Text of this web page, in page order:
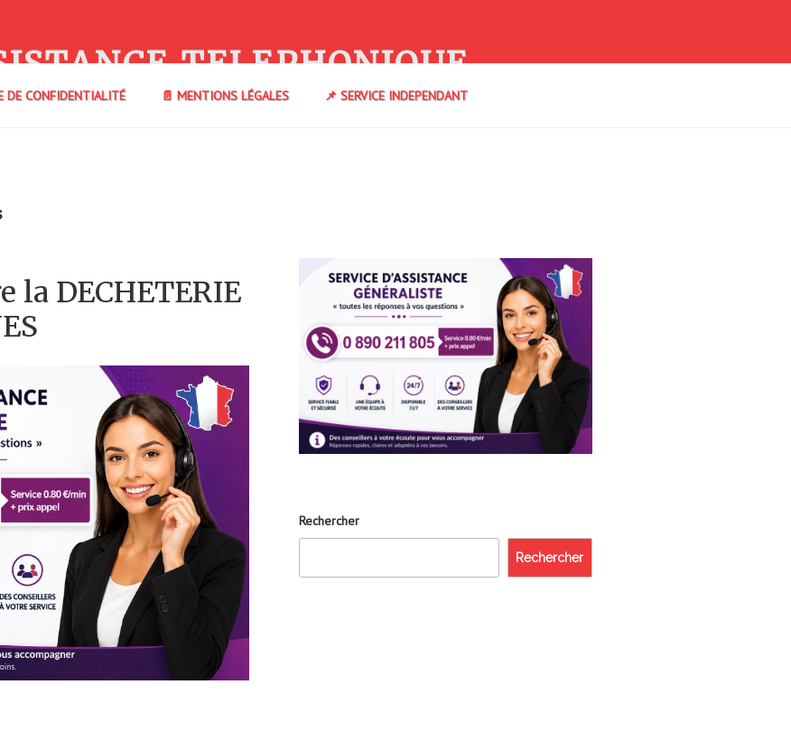
TELEPHONIQUE
DE CONFIDENTIALITÉ 📄 MENTIONS LÉGALES 📌 SERVICE INDEPENDANT
DECHETERIE
Rechercher
Rechercher